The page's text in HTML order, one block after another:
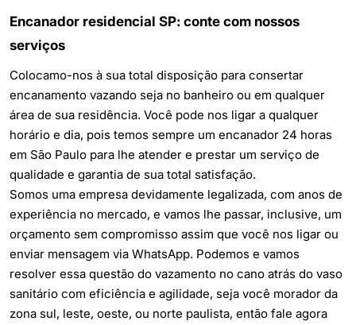
Encanador residencial SP: conte com nossos
serviços
Colocamo-nos à sua total disposição para consertar
encanamento vazando seja no banheiro ou em qualquer
área de sua residência. Você pode nos ligar a qualquer
horário e dia, pois temos sempre um encanador 24 horas
em São Paulo para lhe atender e prestar um serviço de
qualidade e garantia de sua total satisfação.
Somos uma empresa devidamente legalizada, com anos de
experiência no mercado, e vamos lhe passar, inclusive, um
orçamento sem compromisso assim que você nos ligar ou
enviar mensagem via WhatsApp. Podemos e vamos
resolver essa questão do vazamento no cano atrás do vaso
sanitário com eficiência e agilidade, seja você morador da
zona sul, leste, oeste, ou norte paulista, então fale agora